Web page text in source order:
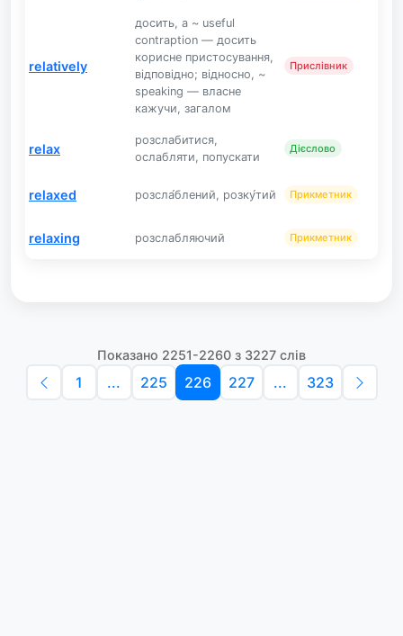
relatively
досить, a ~ useful
contraption — досить
корисне пристосування,
відповідно; відносно, ~
speaking — власне
кажучи, загалом
Прислівник
relax
розслабитися,
ослабляти, попускати
Дієслово
relaxed розсла́блений, розку́тий Прикметник
relaxing розслабляючий Прикметник
Показано 2251-2260 з 3227 слів
1 ... 225 226 227 ... 323